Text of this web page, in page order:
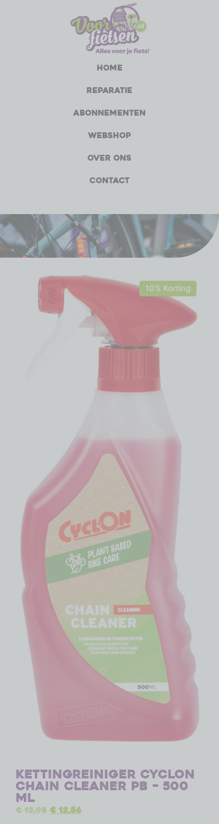
Home
Reparatie
Abonnementen
Webshop
Over ons
Contact
10% Korting
Kettingreiniger Cyclon
chain cleaner PB – 500
ml
€13,95 €12,56